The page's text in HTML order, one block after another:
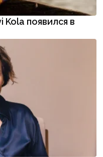
появился в